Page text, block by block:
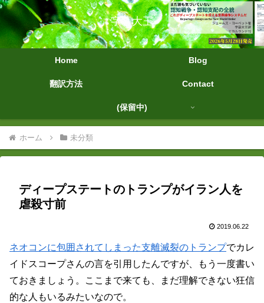
字幕大王
Home Blog
翻訳方法 Contact
(保留中)
ホーム 未分類
ディープステートのトランプがイラン人を
虐殺寸前
2019.06.22
ネオコンに包囲されてしまった支離滅裂のトランプでカレ
イドスコープさんの言を引用したんですが、もう一度書い
ておきましょう。ここまで来ても、まだ理解できない狂信
的な人もいるみたいなので。